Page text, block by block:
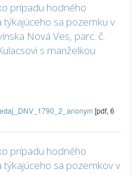
prípadu hodného
sa pozemku v
Nová Ves, parc. č.
s manželkou
[pdf, 6
prípadu hodného
sa pozemkov v